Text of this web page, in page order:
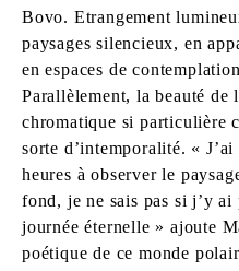
Bovo. Etrangement
paysages silencieux, en
en espaces de
Parallèlement, la beauté de
chromatique si particulière
sorte d’intemporalité. « J’ai
heures à observer le
fond, je ne sais pas si j’y
journée éternelle » ajoute
poétique de ce monde